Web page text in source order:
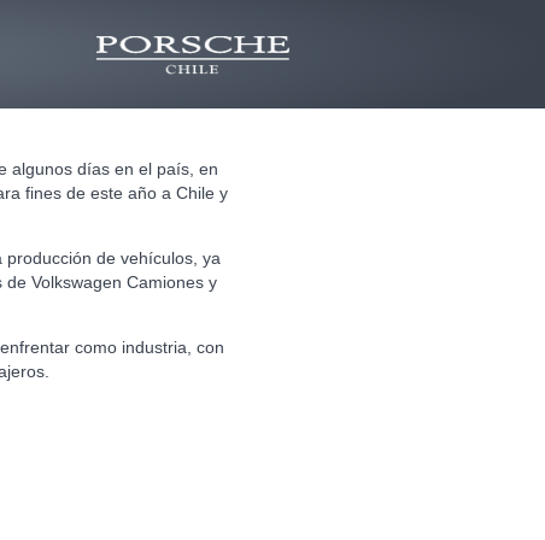
algunos días en el país, en
fines de este año a Chile y
de vehículos, ya
Volkswagen Camiones y
como industria, con